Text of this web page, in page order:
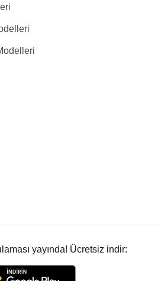
yayında! Ücretsiz indir: